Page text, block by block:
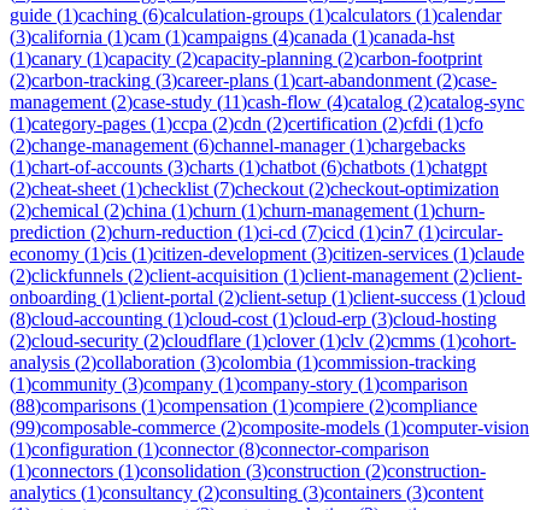
guide (1)caching (6)calculation-groups (1)calculators (1)calendar
(3)california (1)cam (1)campaigns (4)canada (1)canada-hst
(1)canary (1)capacity (2)capacity-planning (2)carbon-footprint
(2)carbon-tracking (3)career-plans (1)cart-abandonment (2)case-
management (2)case-study (11)cash-flow (4)catalog (2)catalog-sync
(1)category-pages (1)ccpa (2)cdn (2)certification (2)cfdi (1)cfo
(2)change-management (6)channel-manager(1)chargebacks
(1)chart-of-accounts (3)charts (1)chatbot (6)chatbots (1)chatgpt
(2)cheat-sheet (1)checklist (7)checkout (2)checkout-optimization
(2)chemical (2)china (1)churn (1)churn-management (1)churn-
prediction (2)churn-reduction (1)ci-cd (7)cicd (1)cin7 (1)circular-
economy (1)cis (1)citizen-development (3)citizen-services (1)claude
(2)clickfunnels (2)client-acquisition (1)client-management (2)client-
onboarding (1)client-portal (2)client-setup (1)client-success (1)cloud
(8)cloud-accounting (1)cloud-cost (1)cloud-erp (3)cloud-hosting
(2)cloud-security (2)cloudflare (1)clover(1)clv (2)cmms (1)cohort-
analysis (2)collaboration (3)colombia (1)commission-tracking
(1)community (3)company (1)company-story (1)comparison
(88)comparisons (1)compensation (1)compiere (2)compliance
(99)composable-commerce (2)composite-models (1)computer-vision
(1)configuration (1)connector(8)connector-comparison
(1)connectors (1)consolidation (3)construction (2)construction-
analytics (1)consultancy (2)consulting (3)containers (3)content